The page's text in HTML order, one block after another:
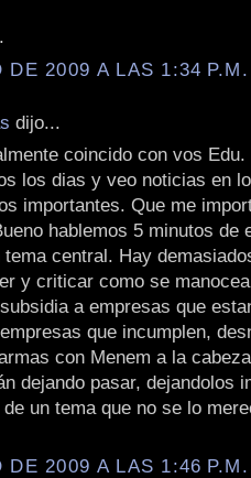
DE 2009 A LAS 1:34 P.M.
dijo...
coincido con vos
los dias y veo noticias en
importantes. Que me
hablemos 5 minutos de
central. Hay
y criticar como se
a empresas que
que incumplen,
con Menem a la
dejando pasar, dejandolos
un tema que no se lo
DE 2009 A LAS 1:46 P.M.